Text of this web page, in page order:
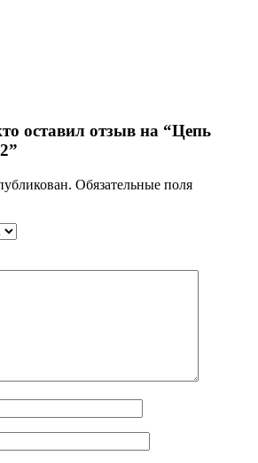
оставил отзыв на “Цепь
Обязательные поля